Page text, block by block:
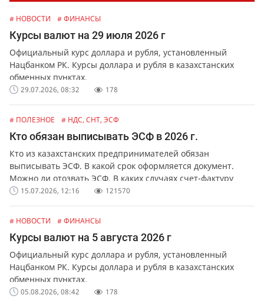
# НОВОСТИ # ФИНАНСЫ
Курсы валют на 29 июля 2026 г
Официальный курс доллара и рубля, установленный
Нацбанком РК. Курсы доллара и рубля в казахстанских
обменных пунктах.
29.07.2026, 08:32 178
# ПОЛЕЗНОЕ # НДС, СНТ, ЭСФ
Кто обязан выписывать ЭСФ в 2026 г.
Кто из казахстанских предпринимателей обязан
выписывать ЭСФ. В какой срок оформляется документ.
Можно ли отозвать ЭСФ. В каких случаях счет-фактуру
можно выписать в бумажной форме.
15.07.2026, 12:16 121570
# НОВОСТИ # ФИНАНСЫ
Курсы валют на 5 августа 2026 г
Официальный курс доллара и рубля, установленный
Нацбанком РК. Курсы доллара и рубля в казахстанских
обменных пунктах.
05.08.2026, 08:42 178